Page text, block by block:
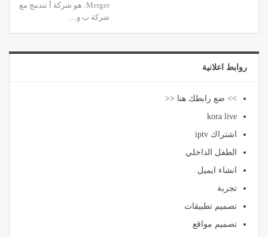
Merger: هو شركة أ تندمج مع
شركة ب و…
روابط اعلانية
>> ضع رابطك هنا <<
kora live
اشتراك iptv
الطفل الداخلي
انشاء ايميل
تجربة
تصميم تطبيقات
تصميم مواقع